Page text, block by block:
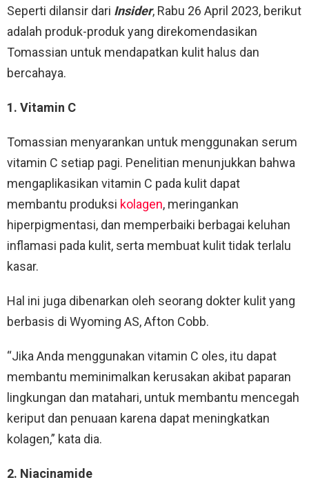
Seperti dilansir dari Insider, Rabu 26 April 2023, berikut
adalah produk-produk yang direkomendasikan
Tomassian untuk mendapatkan kulit halus dan
bercahaya.
1. Vitamin C
Tomassian menyarankan untuk menggunakan serum
vitamin C setiap pagi. Penelitian menunjukkan bahwa
mengaplikasikan vitamin C pada kulit dapat
membantu produksi kolagen, meringankan
hiperpigmentasi, dan memperbaiki berbagai keluhan
inflamasi pada kulit, serta membuat kulit tidak terlalu
kasar.
Hal ini juga dibenarkan oleh seorang dokter kulit yang
berbasis di Wyoming AS, Afton Cobb.
“Jika Anda menggunakan vitamin C oles, itu dapat
membantu meminimalkan kerusakan akibat paparan
lingkungan dan matahari, untuk membantu mencegah
keriput dan penuaan karena dapat meningkatkan
kolagen,” kata dia.
2. Niacinamide